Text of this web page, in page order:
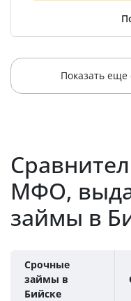
Показать
МФО,
займы в
Срочные
займы в
Бийске